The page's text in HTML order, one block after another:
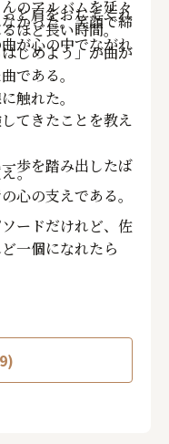
のアルバムを延々
ほど長い時間。
じめよう」が曲が
である。
触れた。
と肩をおしてくれ
かった。笑顔で締
が心の中でながれ
てきたことを教え
歩を踏み出したば
え。
心の支えである。
ードだけれど、佐
一個になれたら